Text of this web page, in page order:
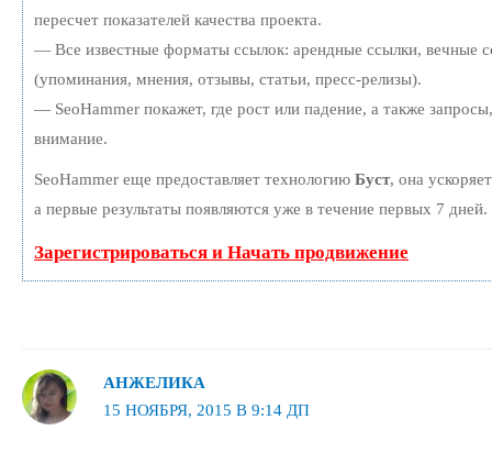
пересчет показателей качества проекта.
— Все известные форматы ссылок: арендные ссылки, вечные
(упоминания, мнения, отзывы, статьи, пресс-релизы).
— SeoHammer покажет, где рост или падение, а также
внимание.
SeoHammer еще предоставляет технологию Буст, она
а первые результаты появляются уже в течение первых 7 дней.
Зарегистрироваться и Начать продвижение
АНЖЕЛИКА
15 НОЯБРЯ, 2015 В 9:14 ДП